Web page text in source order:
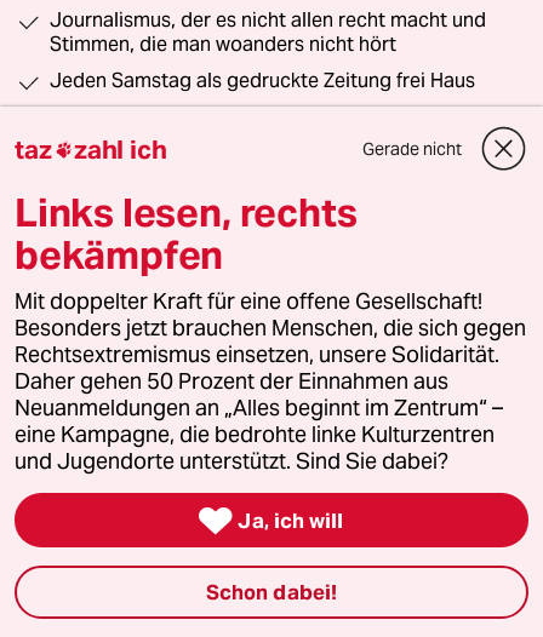
Journalismus, der es nicht allen recht macht und
Stimmen, die man woanders nicht hört
Jeden Samstag als gedruckte Zeitung frei Haus
Mit Zukunftsteil zu Klima, Wissen & Utopien
Mit Regionalteil „Stadtland“ für alles Wichtige
zwischen Dorf und Metropole
10 Wochen für nur
wochentaz ausprobieren
16 Kommentare
Die Kommentarfunktion unter diesem Artikel ist
taz zahl ich Gerade nicht
Links lesen, rechts
bekämpfen
Mit doppelter Kraft für eine offene Gesellschaft!
Besonders jetzt brauchen Menschen, die sich gegen
Rechtsextremismus einsetzen, unsere Solidarität.
Daher gehen 50 Prozent der Einnahmen aus
Neuanmeldungen an „Alles beginnt im Zentrum“ –
eine Kampagne, die bedrohte linke Kulturzentren
und Jugendorte unterstützt. Sind Sie dabei?
 Ja, ich will
Schon dabei!